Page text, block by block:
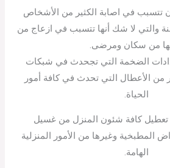
تتسبب في اصابة الكثير من الأشخاص
والتي لا شك أنها تتسبب في ازعاج من
من سكان ومرضى.
الضخمة التي تجحدث في شبكات
الأعطال التي تحدث في كافة أمور
الحياة.
تعطيل كافة شئون المنزل من غسيل
المطبخية وغيرها من الأمور المنزلية
الهامة.